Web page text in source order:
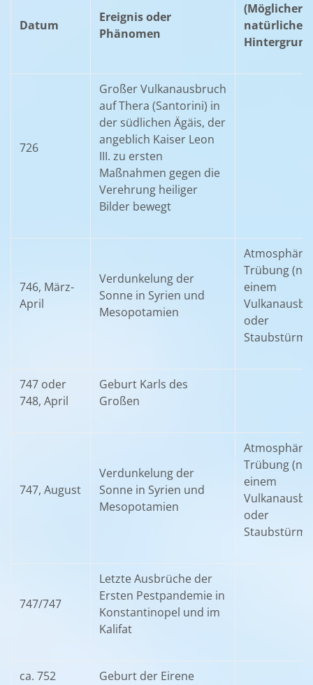
Datum
Ereignis oder
Phänomen
(Möglicher)
natürlicher
Hintergrund
726
Großer Vulkanausbruch
auf Thera (Santorini) in
der südlichen Ägäis, der
angeblich Kaiser Leon
III. zu ersten
Maßnahmen gegen die
Verehrung heiliger
Bilder bewegt
746, März-
April
Verdunkelung der
Sonne in Syrien und
Mesopotamien
Trübung
einem
oder
747 oder
748, April
Geburt Karls des
Großen
747, August
Verdunkelung der
Sonne in Syrien und
Mesopotamien
Trübung
einem
oder
747/747
Letzte Ausbrüche der
Ersten Pestpandemie in
Konstantinopel und im
Kalifat
ca. 752 Geburt der Eirene